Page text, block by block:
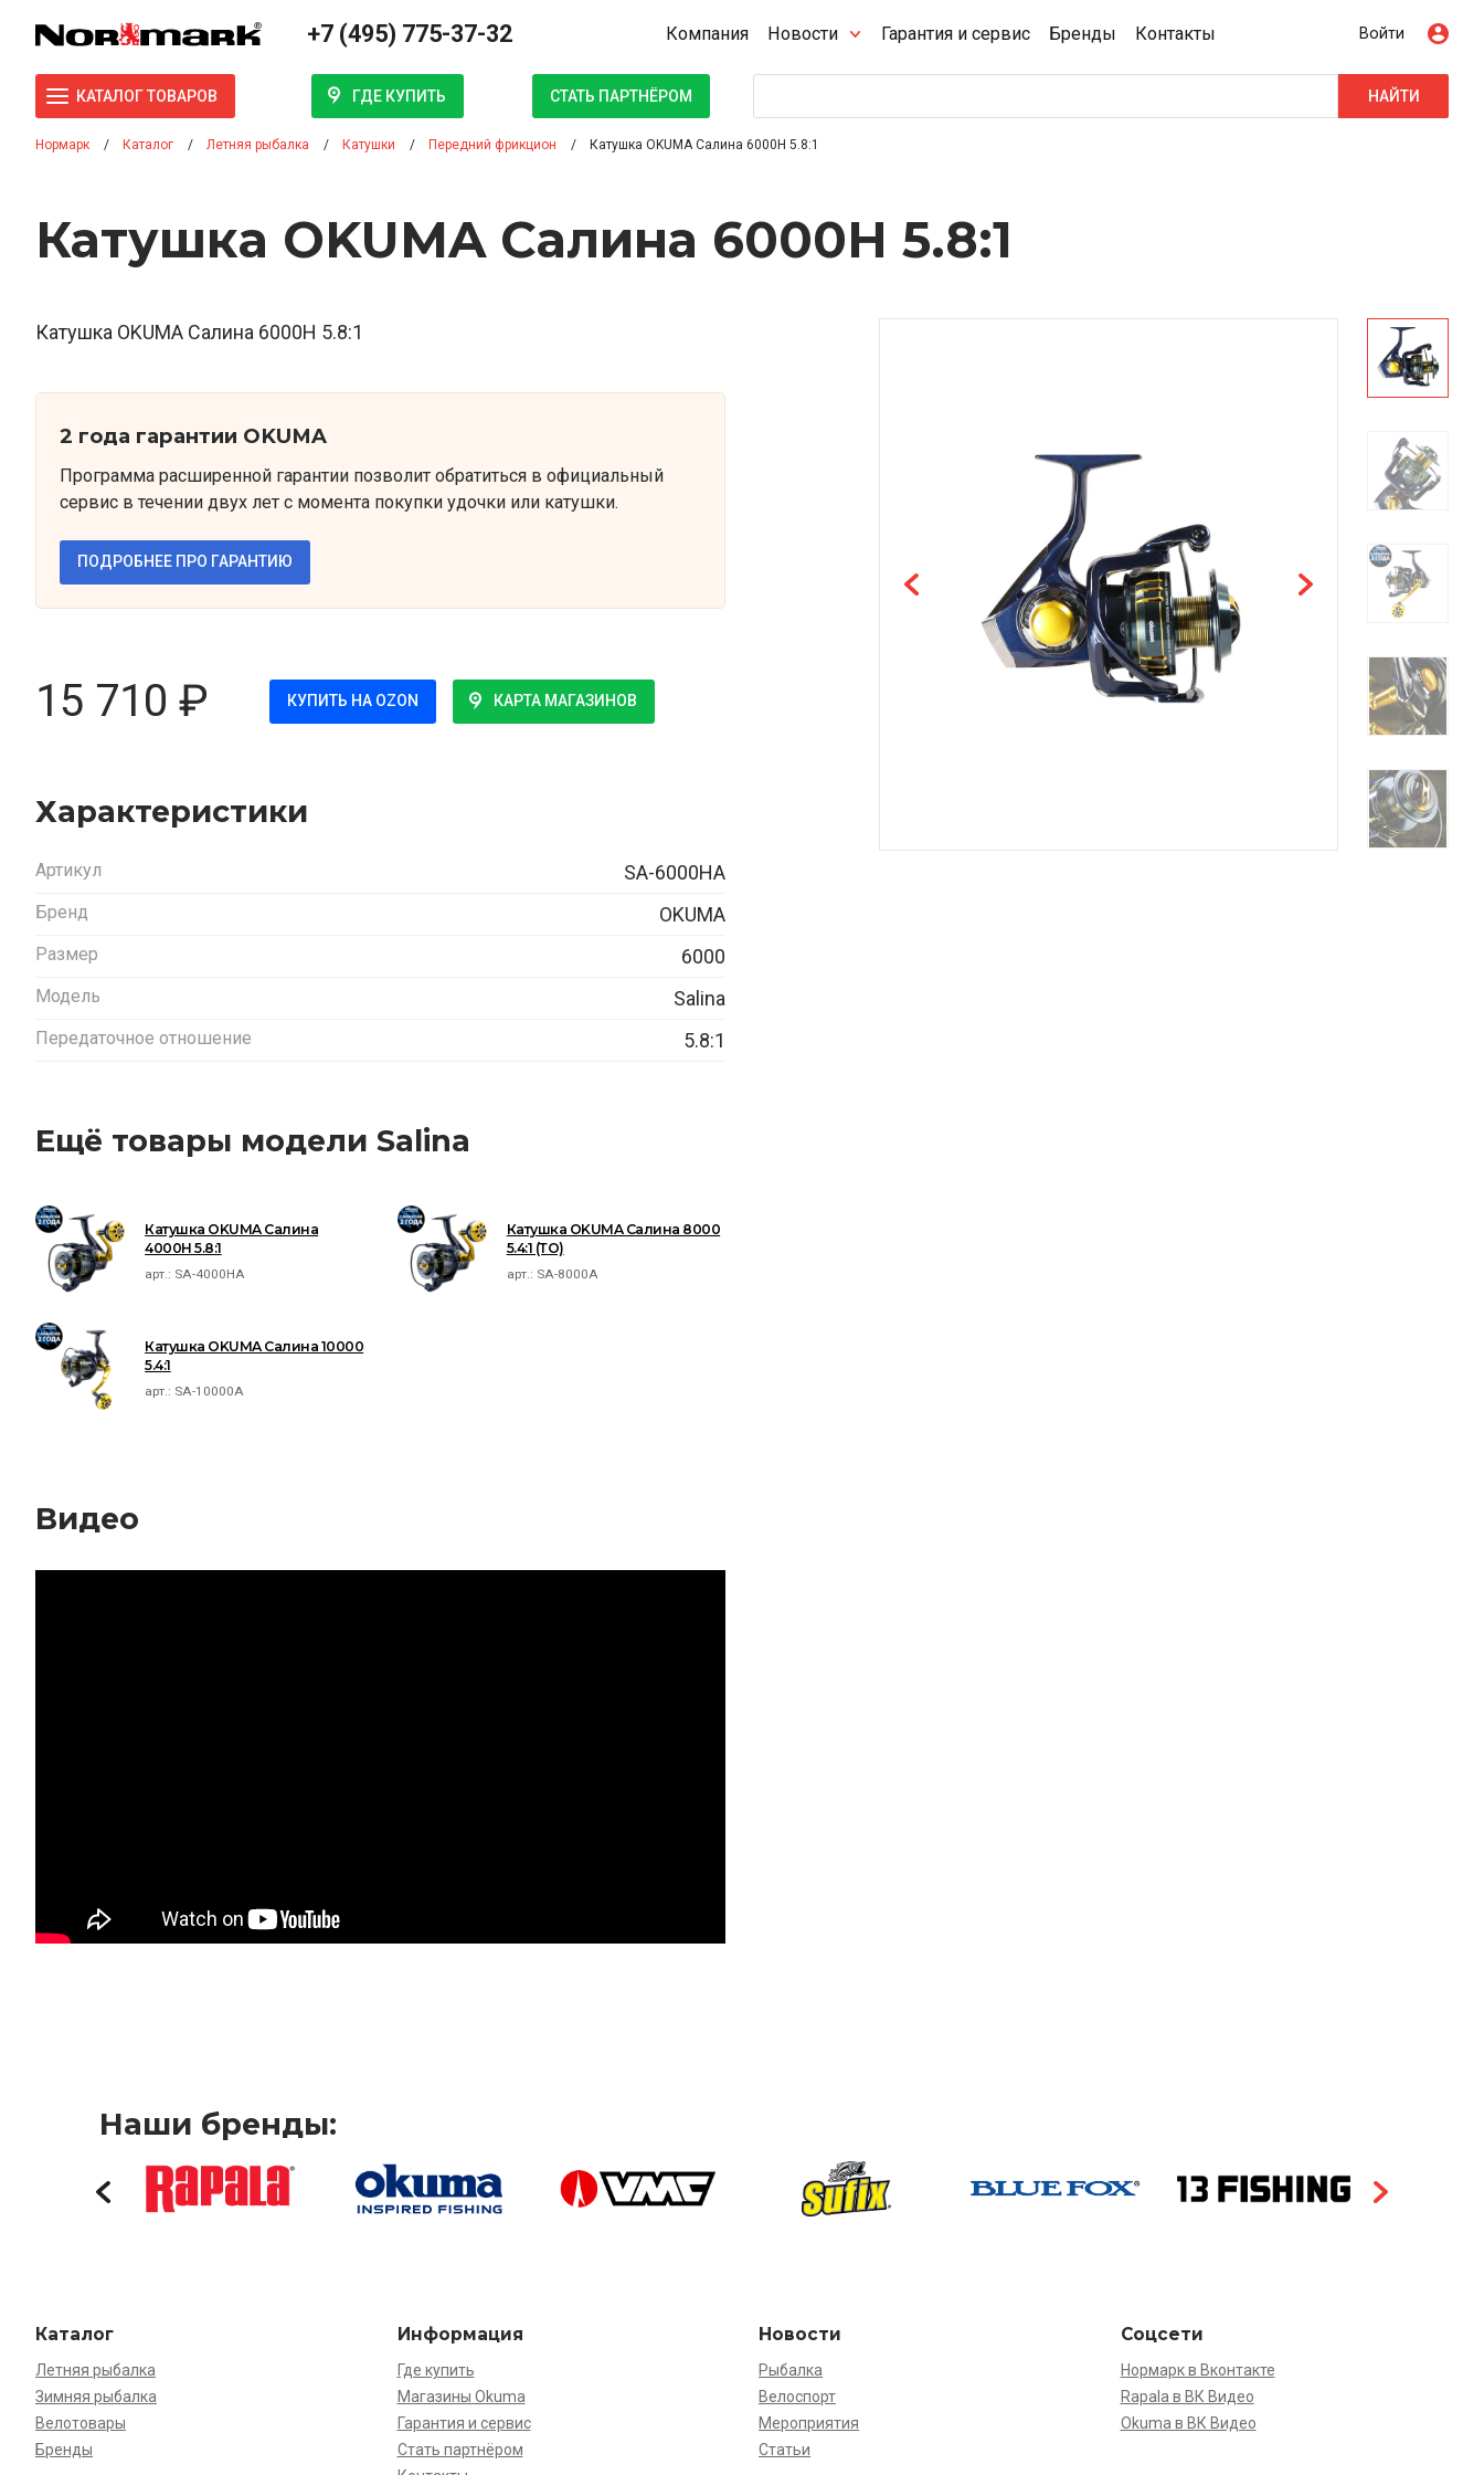
+7 (495) 775-37-32 Компания Новости Гарантия и сервис Бренды Контакты Войти
КАТАЛОГ ТОВАРОВ ГДЕ КУПИТЬ СТАТЬ ПАРТНЁРОМ НАЙТИ
Нормарк Каталог Летняя рыбалка Катушки Передний фрикцион Катушка OKUMA Салина 6000H 5.8:1
Катушка OKUMA Салина 6000H 5.8:1
Катушка OKUMA Салина 6000H 5.8:1
2 года гарантии OKUMA
Программа расширенной гарантии позволит обратиться в официальный
сервис в течении двух лет с момента покупки удочки или катушки.
ПОДРОБНЕЕ ПРО ГАРАНТИЮ
15 710 ₽ КУПИТЬ НА OZON КАРТА МАГАЗИНОВ
Характеристики
Артикул SA-6000HA
Бренд OKUMA
Размер 6000
Модель Salina
Передаточное отношение 5.8:1
Ещё товары модели Salina
Катушка OKUMA Салина
4000H 5.8:1
арт.: SA-4000HA
Катушка OKUMA Салина 8000
5.4:1 (ТО)
арт.: SA-8000A
Катушка OKUMA Салина 10000
5.4:1
арт.: SA-10000A
Видео
Наши бренды:
Каталог
Летняя рыбалка
Зимняя рыбалка
Велотовары
Бренды
Информация
Где купить
Магазины Okuma
Гарантия и сервис
Стать партнёром
Новости
Рыбалка
Велоспорт
Мероприятия
Статьи
Соцсети
Нормарк в Вконтакте
Rapala в ВК Видео
Okuma в ВК Видео